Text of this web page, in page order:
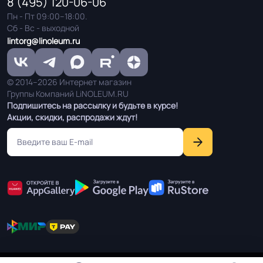
Истираемость, не
более г/кв.м.
Безопасность
материала ГОСТ, ТУ,
ISO
Сертифицирован на территории
Остаточная
деформация
ТУ, ISO
ГОСТ 12.1.044-89 / км2 /
Условия хранения
Оттенок Бежевый
Подпишитесь на рассылку и будьте в курсе!
Акции, скидки, распродажи ждут!
Пн - Пт 09:00–18:00.
Сб - Вс - выходной
lintorg@linoleum.ru
© 2014–2026 Интернет магазин
Группы Компаний LiNOLEUM.RU